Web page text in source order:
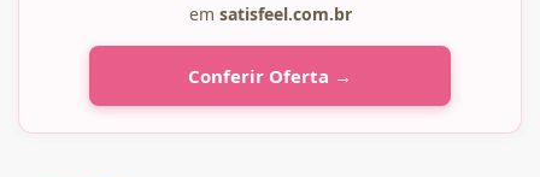
em satisfeel.com.br
Conferir Oferta →